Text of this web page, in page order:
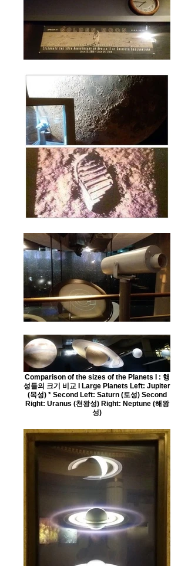
Comparison of the sizes of the Planets I : 행
성들의 크기 비교 I Large Planets Left: Jupiter
(목성) * Second Left: Saturn (토성) Second
Right: Uranus (천왕성) Right: Neptune (해왕
성)